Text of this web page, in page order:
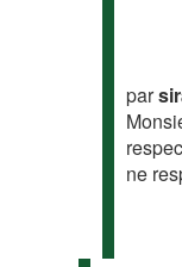
par
ne